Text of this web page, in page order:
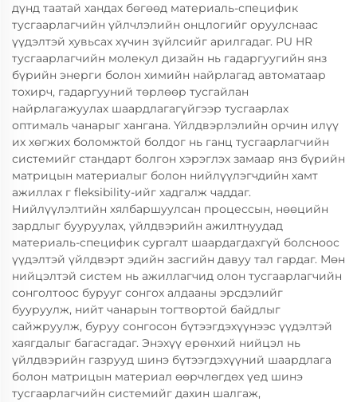
дүнд таатай хандах бөгөөд материаль-специфик
тусгаарлагчийн үйлчлэлийн онцлогийг оруулснаас
үүдэлтэй хувьсах хүчин зүйлсийг арилгадаг. PU HR
тусгаарлагчийн молекул дизайн нь гадаргуугийн янз
бүрийн энерги болон химийн найрлагад автоматаар
тохирч, гадаргууний төрлөөр тусгайлан
найрлагажуулах шаардлагагүйгээр тусгаарлах
оптималь чанарыг хангана. Үйлдвэрлэлийн орчин илүү
их хөгжих боломжтой болдог нь ганц тусгаарлагчийн
системийг стандарт болгон хэрэглэх замаар янз бүрийн
матрицын материалыг болон нийлүүлэгчдийн хамт
ажиллах г fleksibility-ийг хадгалж чаддаг.
Нийлүүлэлтийн хялбаршуулсан процессын, нөөцийн
зардлыг бууруулах, үйлдвэрийн ажилтнуудад
материаль-специфик сургалт шаардагдахгүй болсноос
үүдэлтэй үйлдвэрт эдийн засгийн давуу тал гардаг. Мөн
нийцэлтэй систем нь ажиллагчид олон тусгаарлагчийн
сонголтоос бурууг сонгох алдааны эрсдэлийг
бууруулж, нийт чанарын тогтвортой байдлыг
сайжруулж, буруу сонгосон бүтээгдэхүүнээс үүдэлтэй
хаягдалыг багасгадаг. Энэхүү ерөнхий нийцэл нь
үйлдвэрийн газрууд шинэ бүтээгдэхүүний шаардлага
болон матрицын материал өөрчлөгдөх үед шинэ
тусгаарлагчийн системийг дахин шалгаж,